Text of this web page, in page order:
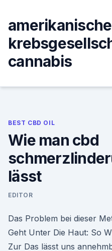
content
amerikanische
cannabis
BEST CBD OIL
Wie man cbd
lässt
EDITOR
Das Problem bei dieser
Geht Unter Die Haut: So
Zur Das lässt uns